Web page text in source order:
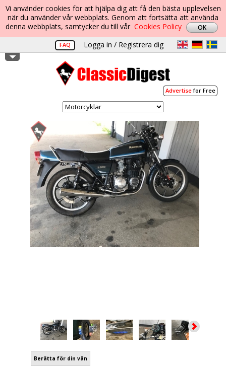
Vi använder cookies för att hjälpa dig att få den bästa upplevelsen
när du använder vår webbplats. Genom att fortsätta att använda
denna webbplats, samtycker du till vår Cookies Policy
FAQ Logga in / Registrera dig
Advertisefor Free
Berätta för din vän